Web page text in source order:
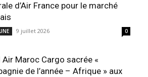
d’Air France pour le marché
9 juillet 2026 0
Air Maroc Cargo sacrée «
de l’année – Afrique » aux